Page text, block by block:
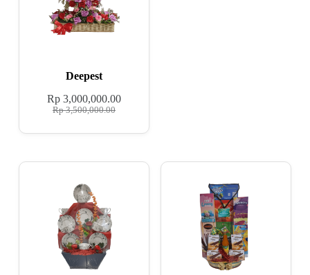
Deepest
Rp3,500,000.00
Rp3,000,000.00